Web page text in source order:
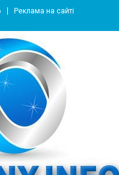
Реклама на сайті
города Южный